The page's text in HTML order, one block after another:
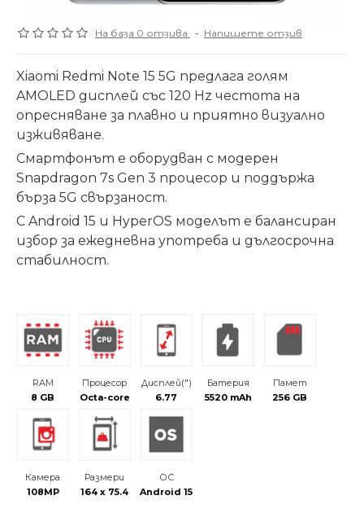
RAM
8 GB
Процесор
Octa-core
Дисплей(")
6.77
Батерия
5520 mAh
Памет
256 GB
Камера
108MP
Размери
164 x 75.4
ОС
Android 15
На база 0 отзива. - Напишете отзив
Xiaomi Redmi Note 15 5G предлага голям
AMOLED дисплей със 120 Hz честота на
опресняване за плавно и приятно визуално
изживяване.
Смартфонът е оборудван с модерен
Snapdragon 7s Gen 3 процесор и поддържа
бърза 5G свързаност.
С Android 15 и HyperOS моделът е балансиран
избор за ежедневна употреба и дългосрочна
стабилност.